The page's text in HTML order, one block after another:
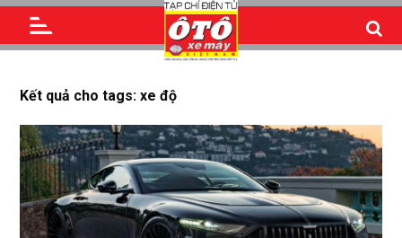
Kết quả cho tags: xe độ